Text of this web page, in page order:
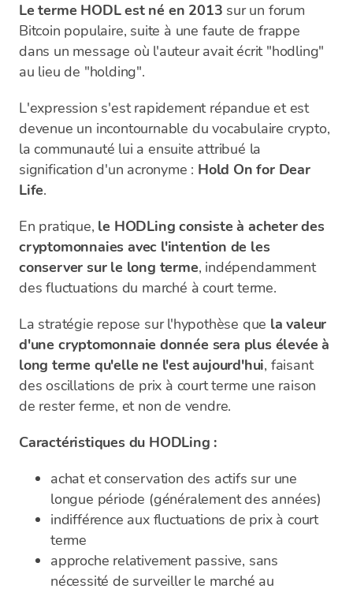
Le terme HODL est né en 2013 sur un forum
Bitcoin populaire, suite à une faute de frappe
dans un message où l'auteur avait écrit "hodling"
au lieu de "holding".
L'expression s'est rapidement répandue et est
devenue un incontournable du vocabulaire crypto,
la communauté lui a ensuite attribué la
signification d'un acronyme : Hold On for Dear
Life.
En pratique, le HODLing consiste à acheter des
cryptomonnaies avec l'intention de les
conserver sur le long terme, indépendamment
des fluctuations du marché à court terme.
La stratégie repose sur l'hypothèse que la valeur
d'une cryptomonnaie donnée sera plus élevée à
long terme qu'elle ne l'est aujourd'hui, faisant
des oscillations de prix à court terme une raison
de rester ferme, et non de vendre.
Caractéristiques du HODLing :
achat et conservation des actifs sur une
longue période (généralement des années)
indifférence aux fluctuations de prix à court
terme
approche relativement passive, sans
nécessité de surveiller le marché au